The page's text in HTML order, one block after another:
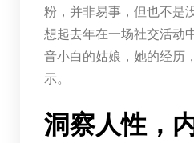
粉，并非易事，但也不是
想起去年在一场社交活动
音小白的姑娘，她的经历
示。
洞察人性，